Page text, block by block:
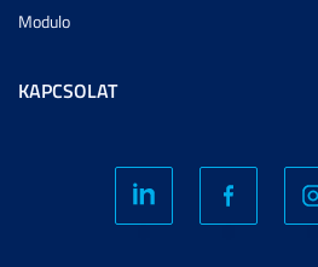
Modulo
KAPCSOLAT